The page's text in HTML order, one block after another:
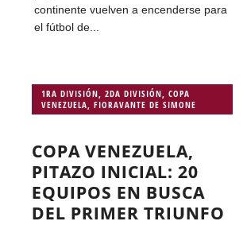
continente vuelven a encenderse para
el fútbol de...
1RA DIVISIÓN 2DA DIVISIÓN COPA
VENEZUELA FIORAVANTE DE SIMONE
COPA VENEZUELA,
PITAZO INICIAL: 20
EQUIPOS EN BUSCA
DEL PRIMER TRIUNFO